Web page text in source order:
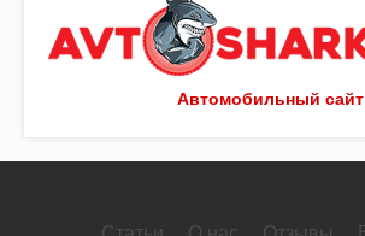
Автомобильный сайт